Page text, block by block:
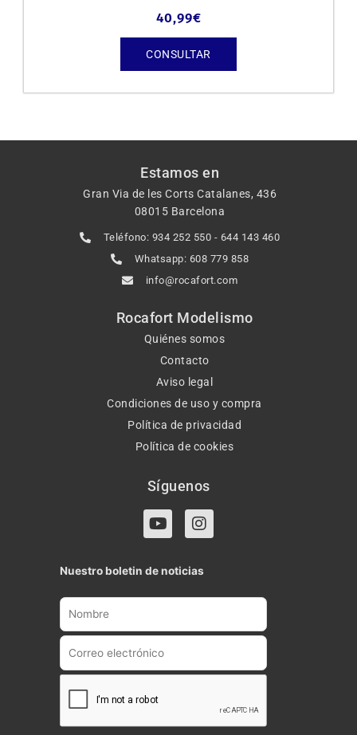
40,99€
CONSULTAR
Estamos en
Gran Via de les Corts Catalanes, 436
08015 Barcelona
Teléfono: 934 252 550 - 644 143 460
Whatsapp: 608 779 858
info@rocafort.com
Rocafort Modelismo
Quiénes somos
Contacto
Aviso legal
Condiciones de uso y compra
Política de privacidad
Política de cookies
Síguenos
Y
o
t
u
b
I
n
t
a
g
a
Nuestro boletin de noticias